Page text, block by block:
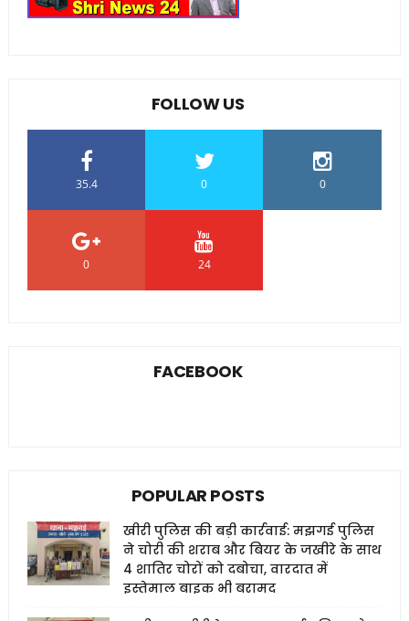
FOLLOW US
35.4 0 0
0 24
FACEBOOK
POPULAR POSTS
खीरी पुलिस की बड़ी कार्रवाई: मझगई पुलिस
ने चोरी की शराब और बियर के जखीरे के साथ
4 शातिर चोरों को दबोचा, वारदात में
इस्तेमाल बाइक भी बरामद